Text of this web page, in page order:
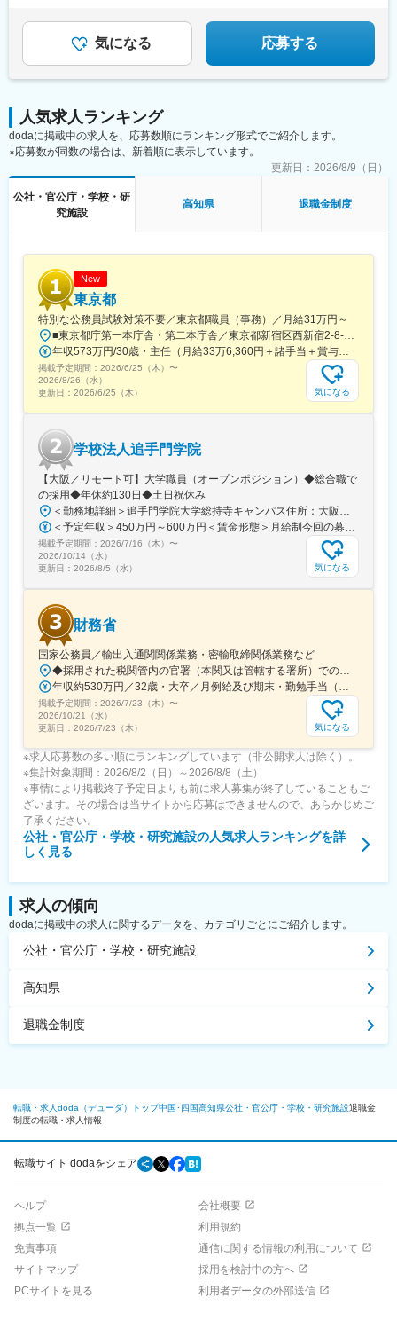
気になる 応募する
人気求人ランキング
dodaに掲載中の求人を、応募数順にランキング形式でご紹介します。
※応募数が同数の場合は、新着順に表示しています。
更新日： 2026/8/9（日）
公社・官公庁・学校・研
究施設
高知県 退職金制度
New
東京都
特別な公務員試験対策不要／東京都職員（事務）／月給31万円～
掲載予定期間： 2026/6/25（木） 〜
2026/8/26（水）
更新日： 2026/6/25（木） 気になる
学校法人追手門学院
【大阪／リモート可】大学職員（オープンポジション）◆総合職で
の採用◆年休約130日◆土日祝休み
掲載予定期間： 2026/7/16（木） 〜
2026/10/14（水）
更新日： 2026/8/5（水） 気になる
財務省
国家公務員／輸出入通関関係業務・密輸取締関係業務など
掲載予定期間： 2026/7/23（木） 〜
2026/10/21（水）
更新日： 2026/7/23（木） 気になる
※求人応募数の多い順にランキングしています（非公開求人は除く）。
※集計対象期間：2026/8/2（日）～2026/8/8（土）
※事情により掲載終了予定日よりも前に求人募集が終了していることもご
ざいます。その場合は当サイトから応募はできませんので、あらかじめご
了承ください。
公社・官公庁・学校・研究施設の人気求人ランキングを詳
しく見る
求人の傾向
dodaに掲載中の求人に関するデータを、カテゴリごとにご紹介します。
公社・官公庁・学校・研究施設
高知県
退職金制度
転職・求人doda（デューダ）トップ中国･四国高知県公社・官公庁・学校・研究施設退職金
制度の転職・求人情報
転職サイト dodaをシェア
ヘルプ
会社概要
拠点一覧
利用規約
免責事項
通信に関する情報の利用について
サイトマップ
採用を検討中の方へ
PCサイトを見る
利用者データの外部送信